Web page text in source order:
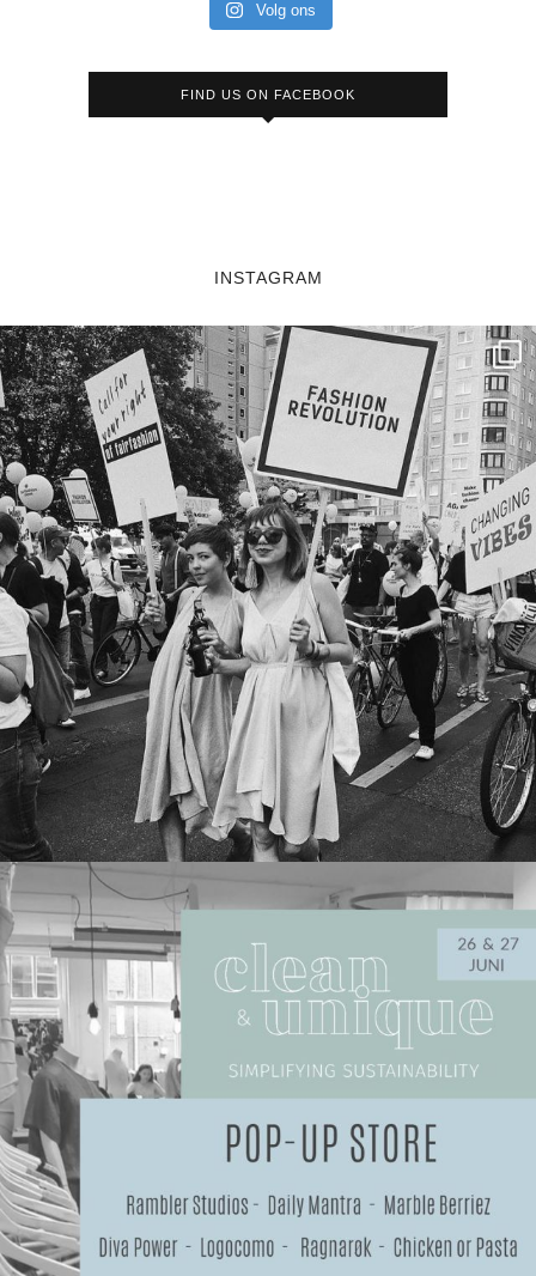
Volg ons
FIND US ON FACEBOOK
INSTAGRAM